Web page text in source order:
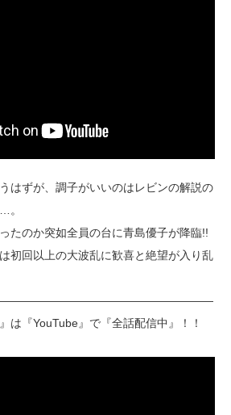
はずが、調子がいいのはレビンの解説の
。
たのか突如全員の台に青島優子が降臨!!
初回以上の大波乱に歓喜と絶望が入り乱
は『YouTube』で『全話配信中』！！